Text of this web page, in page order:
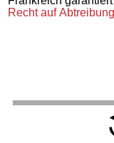
Recht auf Abtreibung